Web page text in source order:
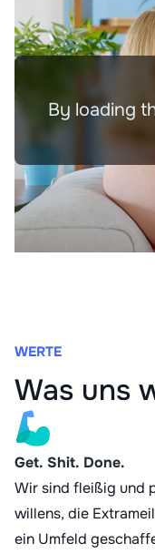
By loading
WERTE
Was uns
Get. Shit. Done.
Wir sind fleißig und
willens, die
ein Umfeld